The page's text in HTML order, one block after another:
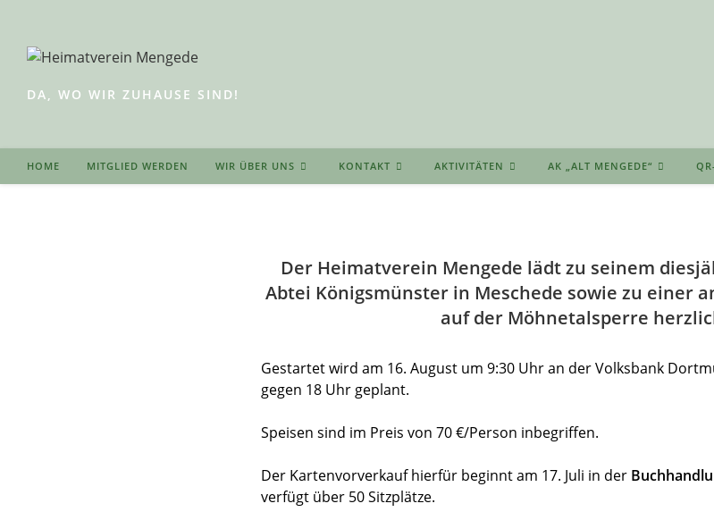
springen
DA, WO WIR ZUHAUSE SIND!
HOME MITGLIED WERDEN WIR ÜBER UNS KONTAKT AKTIVITÄTEN AK „ALT MENGEDE“
Der Heimatverein Mengede lädt zu seinem
Abtei Königsmünster in Meschede sowie zu einer
auf der Möhnetalsperre
Gestartet wird am 16. August um 9:30 Uhr an der Volksbank
gegen 18 Uhr geplant.
Speisen sind im Preis von 70 €/Person inbegriffen.
Der Kartenvorverkauf hierfür beginnt am 17. Juli in der
verfügt über 50 Sitzplätze.